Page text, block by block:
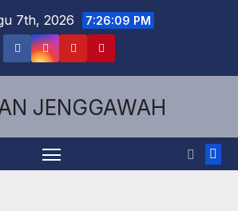
7th, 2026 7:26:10 PM